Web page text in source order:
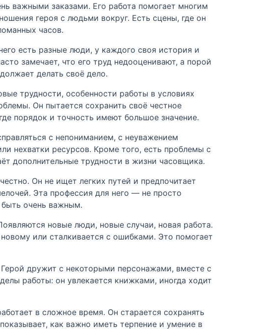
важными заказами. Его работа помогает многим
героя с людьми вокруг. Есть сцены, где он
часов.
есть разные люди, у каждого своя история и
замечает, что его труд недооценивают, а порой
делать своё дело.
трудности, особенности работы в условиях
Он пытается сохранить своё честное
порядок и точность имеют большое значение.
с непониманием, с неуважением
нехватки ресурсов. Кроме того, есть проблемы с
дополнительные трудности в жизни часовщика.
Он не ищет легких путей и предпочитает
Эта профессия для него — не просто
быть очень важным.
новые люди, новые случаи, новая работа.
или сталкивается с ошибками. Это помогает
дружит с некоторыми персонажами, вместе с
работы: он увлекается книжками, иногда ходит
в сложное время. Он старается сохранять
как важно иметь терпение и умение в